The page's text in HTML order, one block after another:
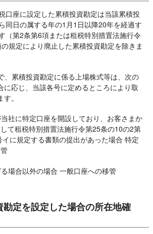
口座に設定した累積投資勘定は当該累積投
同日の属する年の1月1日以降20年を経過す
（第2条第6項または租税特別措置法施行令
規定により廃止した累積投資勘定を除きま
、累積投資勘定に係る上場株式等は、次の
に応じ、当該各号に定めるところにより取
。
当社に特定口座を開設しており、お客さまか
て租税特別措置法施行令第25条の10の2第
イに規定する書類の提出があった場合 特定
る場合以外の場合 一般口座への移管
定を設定した場合の所在地確